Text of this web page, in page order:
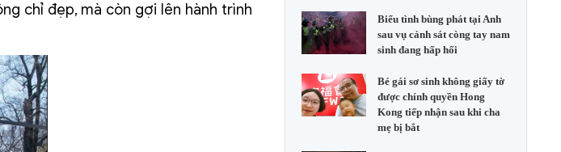
chỉ đẹp, mà còn gợi lên hành trình
Biểu tình bùng phát tại Anh
sau vụ cảnh sát còng tay nam
sinh đang hấp hối
Bé gái sơ sinh không giấy tờ
được chính quyền Hong
Kong tiếp nhận sau khi cha
mẹ bị bắt